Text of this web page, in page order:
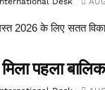
2026 के लिए सतत
पहला